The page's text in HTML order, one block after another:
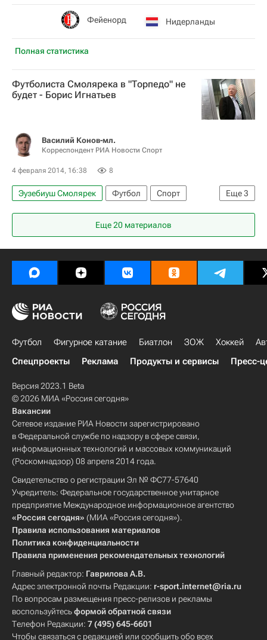
Полная статистика
Фейенорд Нидерланды
Футболиста Смолярека в "Торпедо" не
будет - Борис Игнатьев
Василий Конов-мл.
Корреспондент РИА Новости Спорт
4 февраля 2014, 16:38 8
Еще3
Эузебиуш Смолярек Футбол
Спорт
Борис Игнатьев
Первая лига
Еще 20 материалов
Футбол Фигурное катание Биатлон ЗОЖ Хоккей
Спецпроекты
Реклама Продукты и сервисы Пресс-
Версия 2023.1 Beta
© 2026 МИА «Россия сегодня»
Вакансии
Сетевое издание РИА Новости зарегистрировано
в Федеральной службе по надзору в сфере связи,
информационных технологий и массовых коммуникаций
(Роскомнадзор) 08 апреля 2014 года.
Свидетельство о регистрации Эл № ФС77-57640
Учредитель: Федеральное государственное унитарное
предприятие Международное информационное агентство
«Россия сегодня» (МИА «Россия сегодня»).
Правила использования материалов
Политика конфиденциальности
Правила применения рекомендательных технологий
Главный редактор: Гаврилова А.В.
Адрес электронной почты Редакции: r-sport.internet@ria.ru
По вопросам размещения пресс-релизов и рекламы
воспользуйтесьформой обратной связи
Телефон Редакции: 7 (495) 645-6601
Чтобы связаться с редакцией или сообщить обо всех